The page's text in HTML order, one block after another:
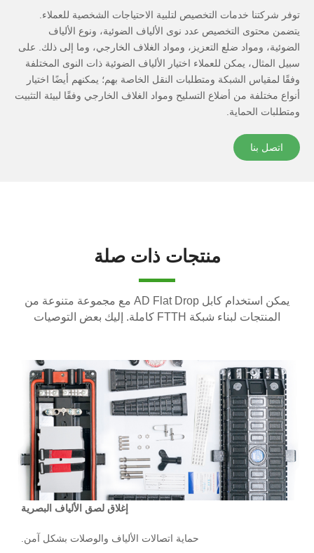
توفر شركتنا خدمات التخصيص لتلبية الاحتياجات الشخصية للعملاء.
يتضمن محتوى التخصيص عدد نوى الألياف الضوئية، ونوع الألياف
الضوئية، ومواد ضلع التعزيز، ومواد الغلاف الخارجي، وما إلى ذلك. على
سبيل المثال، يمكن للعملاء اختيار الألياف الضوئية ذات النوى المختلفة
وفقًا لمقياس الشبكة ومتطلبات النقل الخاصة بهم؛ يمكنهم أيضًا اختيار
أنواع مختلفة من أضلاع التسليح ومواد الغلاف الخارجي وفقًا لبيئة التثبيت
ومتطلبات الحماية.
اتصل بنا
منتجات ذات صلة
يمكن استخدام كابل AD Flat Drop مع مجموعة متنوعة من
المنتجات لبناء شبكة FTTH كاملة. إليك بعض التوصيات
إغلاق لصق الألياف البصرية
حماية اتصالات الألياف والوصلات بشكل آمن.